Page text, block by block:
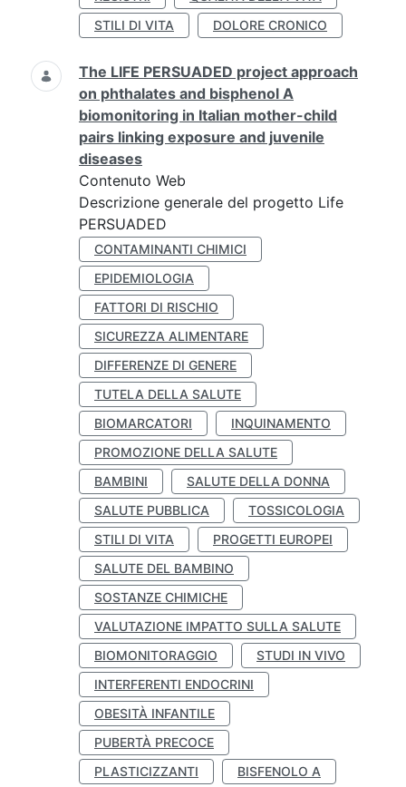
STILI DI VITA
DOLORE CRONICO
The LIFE PERSUADED project approach
on phthalates and bisphenol A
biomonitoring in Italian mother-child
pairs linking exposure and juvenile
diseases
Contenuto Web
Descrizione generale del progetto Life
PERSUADED
CONTAMINANTI CHIMICI
EPIDEMIOLOGIA
FATTORI DI RISCHIO
SICUREZZA ALIMENTARE
DIFFERENZE DI GENERE
TUTELA DELLA SALUTE
BIOMARCATORI
INQUINAMENTO
PROMOZIONE DELLA SALUTE
BAMBINI
SALUTE DELLA DONNA
SALUTE PUBBLICA
TOSSICOLOGIA
STILI DI VITA
PROGETTI EUROPEI
SALUTE DEL BAMBINO
SOSTANZE CHIMICHE
VALUTAZIONE IMPATTO SULLA SALUTE
BIOMONITORAGGIO
STUDI IN VIVO
INTERFERENTI ENDOCRINI
OBESITÀ INFANTILE
PUBERTÀ PRECOCE
PLASTICIZZANTI
BISFENOLO A